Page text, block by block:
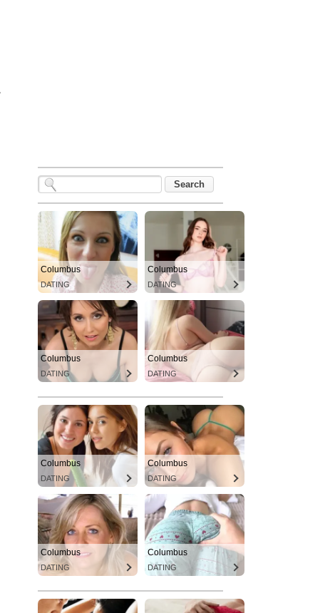
Columbus
DATING
Columbus
DATING
Columbus
DATING
Columbus
DATING
Columbus
DATING
Columbus
DATING
Columbus
DATING
Columbus
DATING